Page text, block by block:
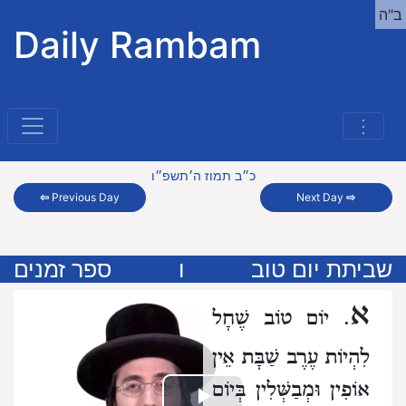
Daily Rambam
⋮
ב"ה
⇦ Previous Day
כ״ב תמוז ה׳תשפ״ו
Next Day⇨
שביתת יום טוב ו ספר זמנים
א. יוֹם טוֹב שֶׁחָל
לִהְיוֹת עֶרֶב שַׁבָּת אֵין
אוֹפִין וּמְבַשְּׁלִין בְּיוֹם